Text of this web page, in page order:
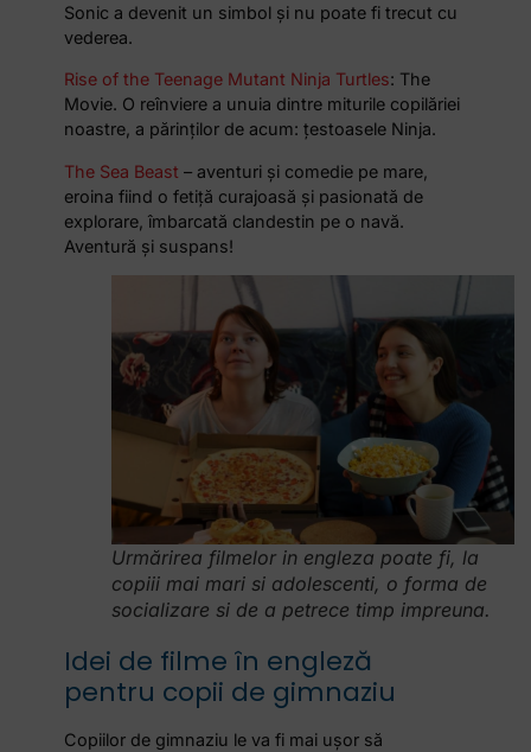
Sonic a devenit un simbol și nu poate fi trecut cu
vederea.
Rise of the Teenage Mutant Ninja Turtles: The
Movie. O reînviere a unuia dintre miturile copilăriei
noastre, a părinților de acum: țestoasele Ninja.
The Sea Beast – aventuri și comedie pe mare,
eroina fiind o fetiță curajoasă și pasionată de
explorare, îmbarcată clandestin pe o navă.
Aventură și suspans!
Urmărirea filmelor in engleza poate fi, la
copiii mai mari si adolescenti, o forma de
socializare si de a petrece timp impreuna.
Idei de filme în engleză
pentru copii de gimnaziu
Copiilor de gimnaziu le va fi mai ușor să